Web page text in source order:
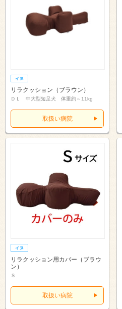
リラクッション（ブラウン）
ＤＬ 中大型短足犬 体重約～11kg
取扱い病院
リラクッション用カバー（ブラウ
ン）
Ｓ
取扱い病院